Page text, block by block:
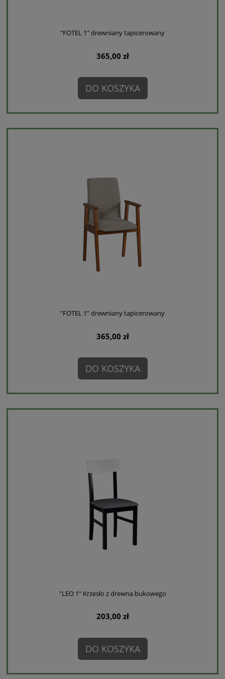
"FOTEL 1" drewniany tapicerowany
365,00 zł
DO KOSZYKA
"FOTEL 1" drewniany tapicerowany
365,00 zł
DO KOSZYKA
"LEO 1" Krzesło z drewna bukowego
203,00 zł
DO KOSZYKA